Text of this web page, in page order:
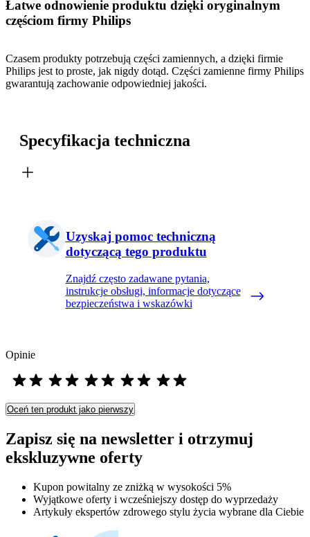
Łatwe odnowienie produktu dzięki oryginalnym
częściom firmy Philips
Czasem produkty potrzebują części zamiennych, a dzięki firmie
Philips jest to proste, jak nigdy dotąd. Części zamienne firmy Philips
gwarantują zachowanie odpowiedniej jakości.
Specyfikacja techniczna
Uzyskaj pomoc techniczną
dotyczącą tego produktu
Znajdź często zadawane pytania,
instrukcje obsługi, informacje dotyczące
bezpieczeństwa i wskazówki
Opinie
Oceń ten produkt jako pierwszy
Zapisz się na newsletter i otrzymuj
ekskluzywne oferty
Kupon powitalny ze zniżką w wysokości 5%
Wyjątkowe oferty i wcześniejszy dostęp do wyprzedaży
Artykuły ekspertów zdrowego stylu życia wybrane dla Ciebie